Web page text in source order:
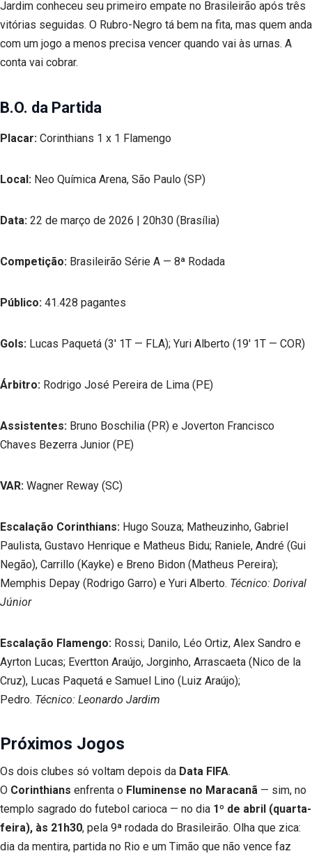
Jardim conheceu seu primeiro empate no Brasileirão após três
vitórias seguidas. O Rubro-Negro tá bem na fita, mas quem anda
com um jogo a menos precisa vencer quando vai às urnas. A
conta vai cobrar.
B.O. da Partida
Placar: Corinthians 1 x 1 Flamengo
Local: Neo Química Arena, São Paulo (SP)
Data: 22 de março de 2026 | 20h30 (Brasília)
Competição: Brasileirão Série A — 8ª Rodada
Público: 41.428 pagantes
Gols: Lucas Paquetá (3′ 1T — FLA); Yuri Alberto (19′ 1T — COR)
Árbitro: Rodrigo José Pereira de Lima (PE)
Assistentes: Bruno Boschilia (PR) e Joverton Francisco
Chaves Bezerra Junior (PE)
VAR: Wagner Reway (SC)
Escalação Corinthians: Hugo Souza; Matheuzinho, Gabriel
Paulista, Gustavo Henrique e Matheus Bidu; Raniele, André (Gui
Negão), Carrillo (Kayke) e Breno Bidon (Matheus Pereira);
Memphis Depay (Rodrigo Garro) e Yuri Alberto. Técnico: Dorival
Júnior
Escalação Flamengo: Rossi; Danilo, Léo Ortiz, Alex Sandro e
Ayrton Lucas; Evertton Araújo, Jorginho, Arrascaeta (Nico de la
Cruz), Lucas Paquetá e Samuel Lino (Luiz Araújo);
Pedro. Técnico: Leonardo Jardim
Próximos Jogos
Os dois clubes só voltam depois da Data FIFA.
O Corinthians enfrenta o Fluminense no Maracanã — sim, no
templo sagrado do futebol carioca — no dia 1º de abril (quarta-
feira), às 21h30, pela 9ª rodada do Brasileirão. Olha que zica:
dia da mentira, partida no Rio e um Timão que não vence faz